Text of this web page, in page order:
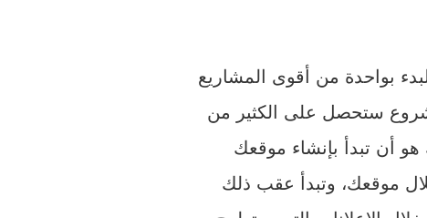
بواحدة من أقوى المشاريع
ستحصل على الكثير من
أن تبدأ بإنشاء موقعك
موقعك، وتبدأ عقب ذلك